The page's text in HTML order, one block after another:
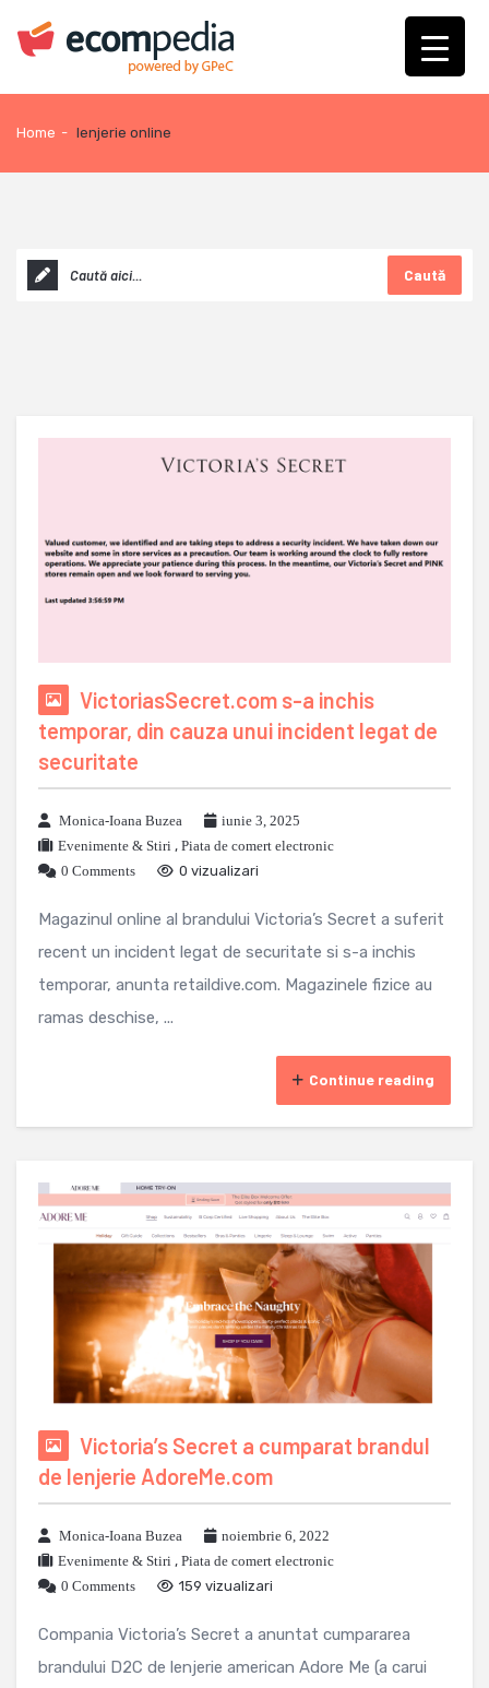
Home - lenjerie online
Caută
VictoriasSecret.com s-a inchis
temporar, din cauza unui incident legat de
securitate
Monica-Ioana Buzea
iunie 3, 2025
Evenimente & Stiri , Piata de comert electronic
0 Comments
0 vizualizari
Magazinul online al brandului Victoria’s Secret a suferit
recent un incident legat de securitate si s-a inchis
temporar, anunta retaildive.com. Magazinele fizice au
ramas deschise, ...
Continue reading
Victoria’s Secret a cumparat brandul
de lenjerie AdoreMe.com
Monica-Ioana Buzea
noiembrie 6, 2022
Evenimente & Stiri , Piata de comert electronic
0 Comments
159 vizualizari
Compania Victoria’s Secret a anuntat cumpararea
brandului D2C de lenjerie american Adore Me (a carui